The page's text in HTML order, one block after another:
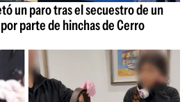
un paro tras el secuestro de un
parte de hinchas de Cerro